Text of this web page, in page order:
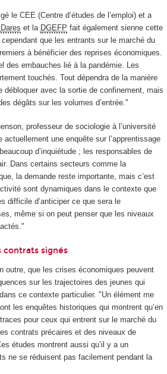
le CEE (Centre d’études de l’emploi) et a
Dares et la DGEFP fait également sienne cette
que les entrants sur le marché du
à bénéficier des reprises économiques.
des embauches lié à la pandémie. Les
touchés. Tout dépendra de la manière
débloquer avec la sortie de confinement, mais
dégâts sur les volumes d’entrée."
professeur de sociologie à l’université
actuellement une enquête sur l’apprentissage
d’inquiétude ; les responsables de
Dans certains secteurs comme la
la demande reste importante, mais c’est
sont dynamiques dans le contexte que
difficile d’anticiper ce que sera le
même si on peut penser que les niveaux
contrats signés
outre, que les crises économiques peuvent
sur les trajectoires des jeunes qui
ce contexte particulier. "Un élément me
les enquêtes historiques qui montrent qu’en
pour ceux qui entrent sur le marché du
contrats précaires et des niveaux de
études montrent aussi qu’il y a un
ne se réduisent pas facilement pendant la